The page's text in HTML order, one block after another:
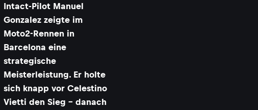
Intact-Pilot Manuel
Gonzalez zeigte im
Moto2-Rennen in
Barcelona eine
strategische
Meisterleistung. Er holte
sich knapp vor Celestino
Vietti den Sieg – danach